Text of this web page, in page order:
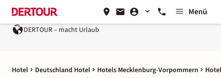
Menü
DERTOUR – macht Urlaub
Hotel Deutschland Hotel Hotels Mecklenburg-Vorpommern